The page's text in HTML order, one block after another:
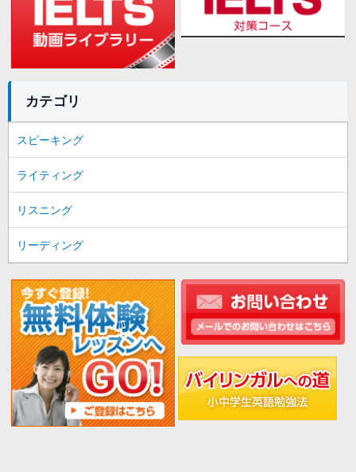
カテゴリ
スピーキング
ライティング
リスニング
リーディング